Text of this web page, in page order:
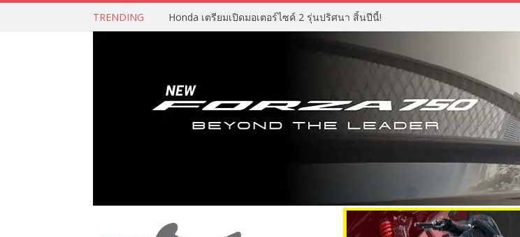
TRENDING Honda เตรียมเปิดมอเตอร์ไซค์ 2 รุ่นปริศนา สิ้นปีนี้!